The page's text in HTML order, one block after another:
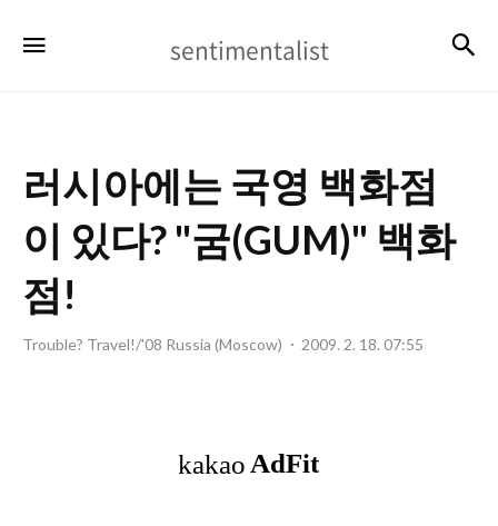
sentimentalist
러시아에는 국영 백화점
이 있다? "굼(GUM)" 백화
점!
Trouble? Travel!/'08 Russia (Moscow) 2009. 2. 18. 07:55